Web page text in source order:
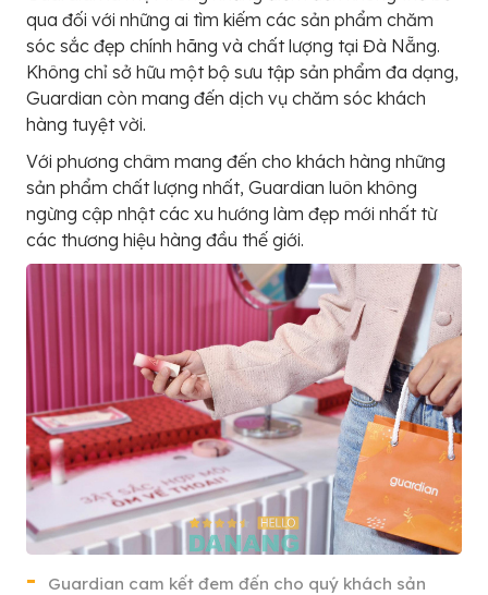
qua đối với những ai tìm kiếm các sản phẩm chăm
sóc sắc đẹp chính hãng và chất lượng tại Đà Nẵng.
Không chỉ sở hữu một bộ sưu tập sản phẩm đa dạng,
Guardian còn mang đến dịch vụ chăm sóc khách
hàng tuyệt vời.
Với phương châm mang đến cho khách hàng những
sản phẩm chất lượng nhất, Guardian luôn không
ngừng cập nhật các xu hướng làm đẹp mới nhất từ
các thương hiệu hàng đầu thế giới.
Guardian cam kết đem đến cho quý khách sản